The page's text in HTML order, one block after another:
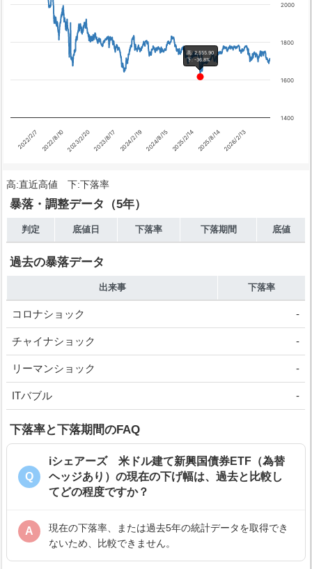
高: 2,555.90
下: -36.8%
2022/2/7 2022/8/102023/2/202023/8/17 2024/2/192024/8/15 2025/2/14 2025/8/142026/2/13
1400
1600
1800
2000
高:直近高値 下:下落率
暴落・調整データ（5年）
判定 底値日 下落率 下落期間 底値
過去の暴落データ
出来事 下落率
コロナショック -
チャイナショック -
リーマンショック -
ITバブル -
下落率と下落期間のFAQ
Q
iシェアーズ 米ドル建て新興国債券ETF（為替
ヘッジあり）の現在の下げ幅は、過去と比較し
てどの程度ですか？
A
現在の下落率、または過去5年の統計データを取得でき
ないため、比較できません。